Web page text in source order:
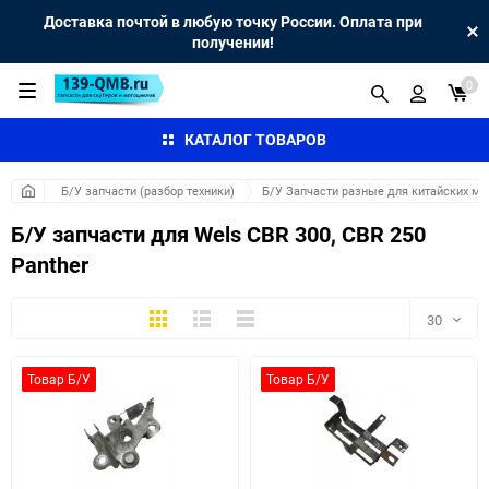
Доставка почтой в любую точку России. Оплата при
получении!
КАТАЛОГ ТОВАРОВ
0
Б/У запчасти (разбор техники) Б/У Запчасти разные для китайских
Б/У запчасти для Wels CBR 300, CBR 250
Panther
ПлиткаПодробноКомпактно 30
Товар Б/У Товар Б/У